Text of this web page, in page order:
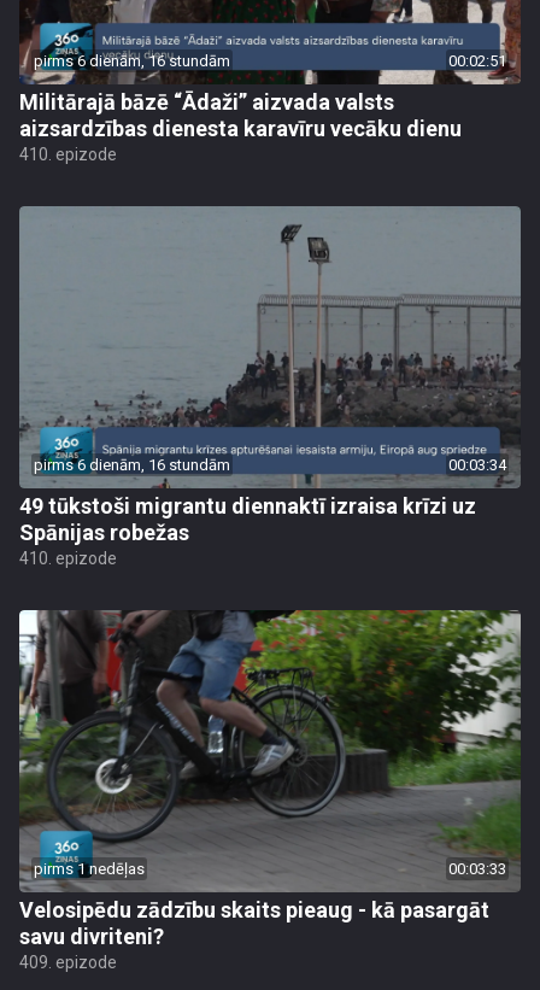
pirms 6 dienām, 16 stundām 00:02:51
Militārajā bāzē “Ādaži” aizvada valsts
aizsardzības dienesta karavīru vecāku dienu
410. epizode
pirms 6 dienām, 16 stundām 00:03:34
49 tūkstoši migrantu diennaktī izraisa krīzi uz
Spānijas robežas
410. epizode
pirms 1 nedēļas 00:03:33
Velosipēdu zādzību skaits pieaug - kā pasargāt
savu divriteni?
409. epizode